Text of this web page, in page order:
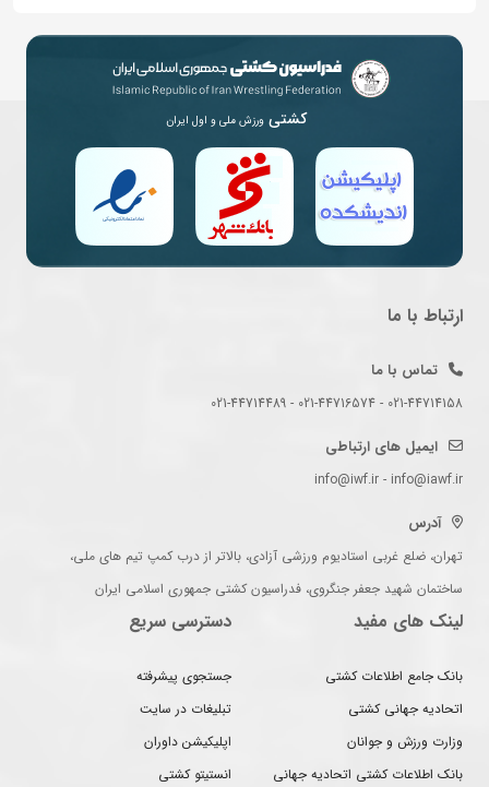
کشتی ورزش ملی و اول ایران
ارتباط با ما
تماس با ما
021-44714158 - 021-44716574 - 021-44714489
ایمیل های ارتباطی
info@iwf.ir - info@iawf.ir
آدرس
تهران، ضلع غربی استادیوم ورزشی آزادی، بالاتر از درب کمپ تیم های ملی،
ساختمان شهید جعفر جنگروی، فدراسیون کشتی جمهوری اسلامی ایران
لینک های مفید
بانک جامع اطلاعات کشتی
اتحادیه جهانی کشتی
وزارت ورزش و جوانان
بانک اطلاعات کشتی اتحادیه جهانی
دسترسی سریع
جستجوی پیشرفته
تبلیغات در سایت
اپلیکیشن داوران
انستیتو کشتی